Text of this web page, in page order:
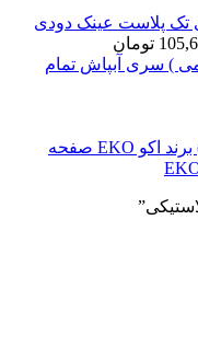
عینک دودی
تومان
سری آبپاش تمام
صفحه